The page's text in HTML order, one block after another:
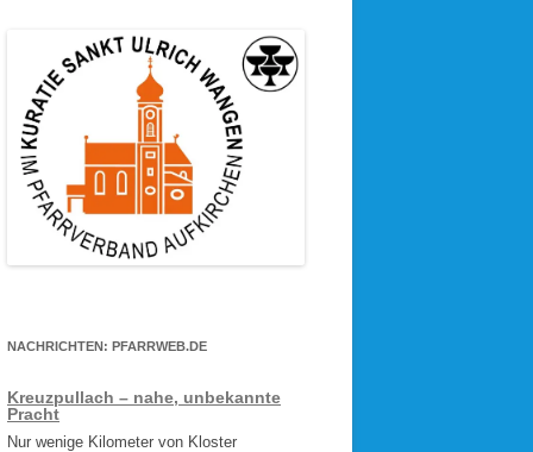
NACHRICHTEN: PFARRWEB.DE
Kreuzpullach – nahe, unbekannte
Pracht
Nur wenige Kilometer von Kloster